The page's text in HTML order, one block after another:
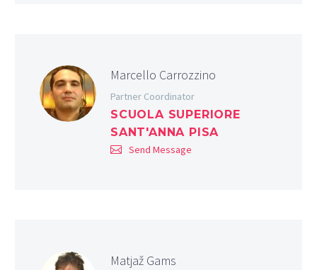
Marcello Carrozzino
Partner Coordinator
SCUOLA SUPERIORE
SANT'ANNA PISA
Send Message
Matjaž Gams